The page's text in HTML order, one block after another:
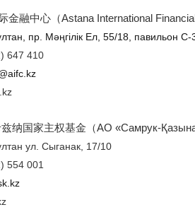
金融中心 （Astana International
пр. Мәңгілік Ел, 55/18, павильон С-
647 410
.kz
纳国家主权基金 （АО «Самрук-
ул. Сыганак, 17/10
554 001